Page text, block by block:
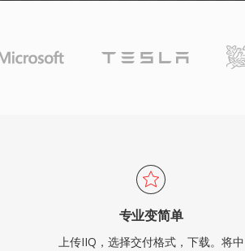
专业变简单
上传IIQ，选择交付格式，下载。将中